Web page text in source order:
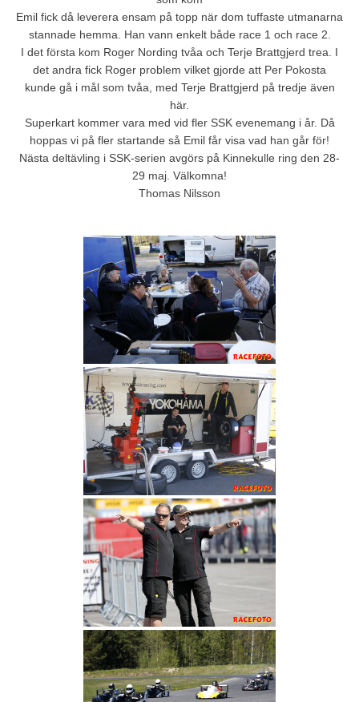
Emil fick då leverera ensam på topp när dom tuffaste utmanarna
stannade hemma. Han vann enkelt både race 1 och race 2.
I det första kom Roger Nording tvåa och Terje Brattgjerd trea. I
det andra fick Roger problem vilket gjorde att Per Pokosta
kunde gå i mål som tvåa, med Terje Brattgjerd på tredje även
här.
Superkart kommer vara med vid fler SSK evenemang i år. Då
hoppas vi på fler startande så Emil får visa vad han går för!
Nästa deltävling i SSK-serien avgörs på Kinnekulle ring den 28-
29 maj. Välkomna!
Thomas Nilsson